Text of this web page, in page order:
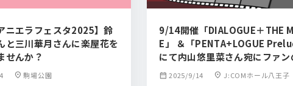
ニエラフェスタ2025】鈴
と三川華月さんに楽屋花を
せんか？
location_on 駒場公園
9/14開催「DIALOGUE＋THE
E」 ＆「PENTA+LOGUE
にて内山悠里菜さん宛にファン
なでフラワースタンドを贈りま
calendar_month 2025/9/14 location_on J:COMホール八王子